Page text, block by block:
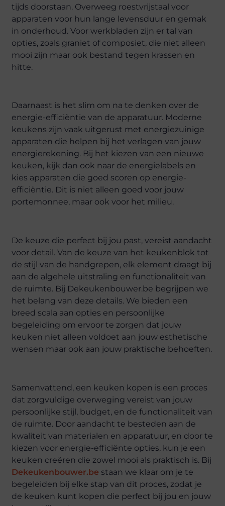
tijds doorstaan. Overweeg roestvrijstaal voor
apparaten voor hun lange levensduur en gemak
in onderhoud. Voor werkbladen zijn er tal van
opties, zoals graniet of composiet, die niet alleen
mooi zijn maar ook bestand tegen krassen en
hitte.
Daarnaast is het slim om na te denken over de
energie-efficiëntie van de apparatuur. Moderne
keukens zijn vaak uitgerust met energiezuinige
apparaten die helpen bij het verlagen van jouw
energierekening. Bij het kiezen van een nieuwe
keuken, kijk dan ook naar de energielabels en
kies apparaten die goed scoren op energie-
efficiëntie. Dit is niet alleen goed voor jouw
portemonnee, maar ook voor het milieu.
De keuze die perfect bij jou past, vereist aandacht
voor detail. Van de keuze van het keukenblok tot
de stijl van de handgrepen, elk element draagt bij
aan de algehele uitstraling en functionaliteit van
de ruimte. Bij Dekeukenbouwer.be begrijpen we
het belang van deze details. We bieden een
breed scala aan opties en persoonlijke
begeleiding om ervoor te zorgen dat jouw
keuken niet alleen voldoet aan jouw esthetische
wensen maar ook aan jouw praktische behoeften.
Samenvattend, een keuken kopen is een proces
dat zorgvuldige overweging vereist van jouw
persoonlijke stijl, budget, en de functionaliteit van
de ruimte. Door aandacht te besteden aan de
kwaliteit van materialen en apparatuur, en door te
kiezen voor energie-efficiënte opties, kun je een
keuken creëren die zowel mooi als praktisch is. Bij
Dekeukenbouwer.be staan we klaar om je te
begeleiden bij elke stap van dit proces, zodat je
de keuken kunt kopen die perfect bij jou en jouw